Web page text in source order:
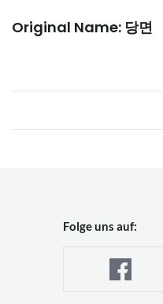
Original Name: 당면
Folge uns auf: